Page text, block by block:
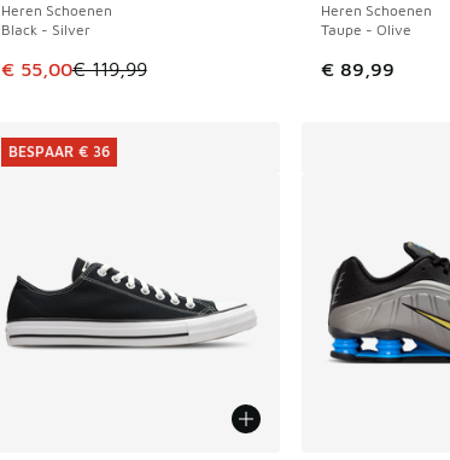
Heren Schoenen
Black - Silver
Dit artikel is in de uitverkoop. Dit artikel is in de
€ 55,00€ 119,99
Heren Schoenen
Taupe - Olive
€ 89,99
BESPAAR € 36